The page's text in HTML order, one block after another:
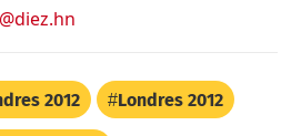
2012 Londres 2012